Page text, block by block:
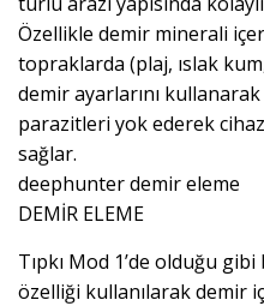
Özellikle demir minerali
topraklarda (plaj, ıslak
demir ayarlarını
parazitleri yok ederek
sağlar.
deephunter demir eleme
DEMİR ELEME
Tıpkı Mod 1’de olduğu
özelliği kullanılarak demir